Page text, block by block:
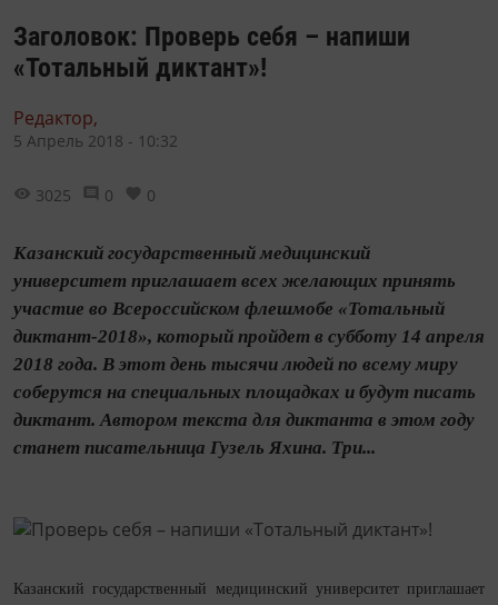
Заголовок: Проверь себя – напиши
«Тотальный диктант»!
Редактор,
5 Апрель 2018 - 10:32
3025 0 0
Казанский государственный медицинский
университет приглашает всех желающих принять
участие во Всероссийском флешмобе «Тотальный
диктант-2018», который пройдет в субботу 14 апреля
2018 года. В этот день тысячи людей по всему миру
соберутся на специальных площадках и будут писать
диктант. Автором текста для диктанта в этом году
станет писательница Гузель Яхина. Три...
Казанский государственный медицинский университет приглашает